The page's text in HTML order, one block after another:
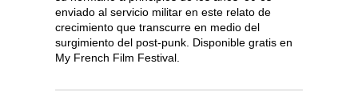
enviado al servicio militar en este relato de
crecimiento que transcurre en medio del
surgimiento del post-punk. Disponible gratis en
My French Film Festival.